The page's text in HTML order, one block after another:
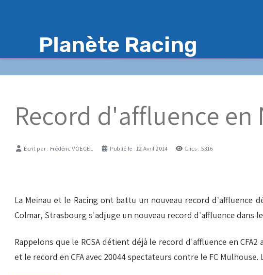
Planète Racing
Record d'affluence
DétailsÉcrit par : Frédéric VOEGEL Publié le : 12 Avril 2014 Clics : 5316
La Meinau et le Racing ont battu un nouveau record d'affluence
Colmar, Strasbourg s'adjuge un nouveau record d'affluence dans
Rappelons que le RCSA détient déjà le record d'affluence en
et le record en CFA avec 20044 spectateurs contre le FC